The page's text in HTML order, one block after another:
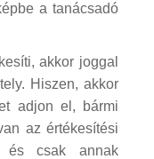
a tanácsadó
akkor joggal
Hiszen, akkor
adjon el, bármi
az értékesítési
és csak annak